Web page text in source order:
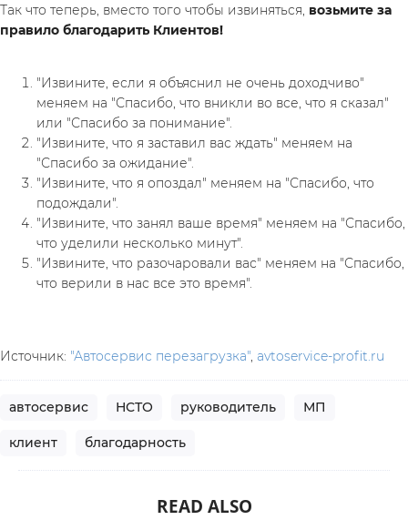
Так что теперь, вместо того чтобы извиняться, возьмите за
правило благодарить Клиентов!
"Извините, если я объяснил не очень доходчиво"
меняем на "Спасибо, что вникли во все, что я сказал"
или "Спасибо за понимание".
"Извините, что я заставил вас ждать" меняем на
"Спасибо за ожидание".
"Извините, что я опоздал" меняем на "Спасибо, что
подождали".
"Извините, что занял ваше время" меняем на "Спасибо,
что уделили несколько минут".
"Извините, что разочаровали вас" меняем на "Спасибо,
что верили в нас все это время".
Источник: "Автосервис перезагрузка", avtoservice-profit.ru
автосервис НСТО руководитель МП
клиент благодарность
READ ALSO